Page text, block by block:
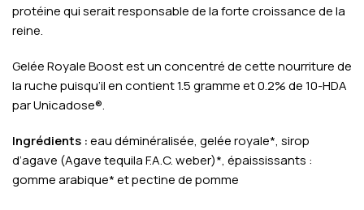
protéine qui serait responsable de la forte croissance de la
reine.
Gelée Royale Boost est un concentré de cette nourriture de
la ruche puisqu’il en contient 1.5 gramme et 0.2% de 10-HDA
par Unicadose®.
Ingrédients :eau déminéralisée, gelée royale*, sirop
d’agave (Agave tequila F.A.C. weber)*, épaississants :
gomme arabique* et pectine de pomme